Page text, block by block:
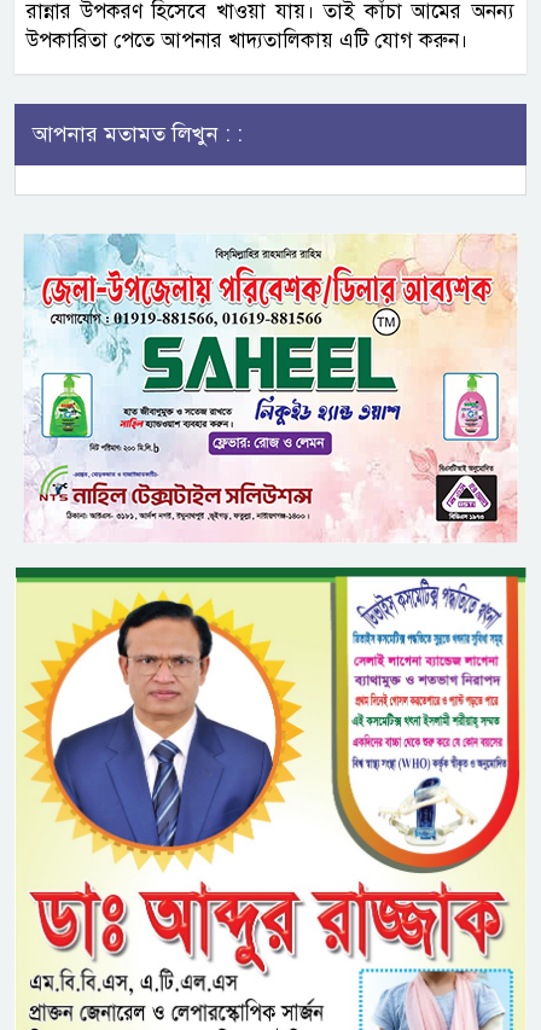
রান্নার উপকরণ হিসেবে খাওয়া যায়। তাই কাঁচা আমের অনন্য
উপকারিতা পেতে আপনার খাদ্যতালিকায় এটি যোগ করুন।
আপনার মতামত লিখুন : :